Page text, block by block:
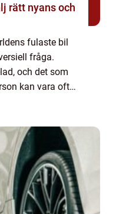
rätt nyans och
fulaste bil
fråga.
och det som
kan vara ofta